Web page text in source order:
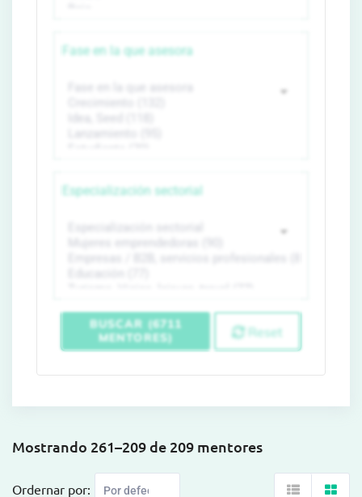
Fase en la que asesora
Especialización sectorial
BUSCAR (6711
MENTORES)
Reset
Mostrando 261–209 de 209 mentores
Ordernar por: